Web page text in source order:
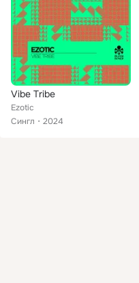
Vibe Tribe
Ezotic
Сингл
2024